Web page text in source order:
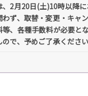
2月20日(土)10時以降に
ず、取替・変更・キャ
、各種手数料が必要とな
で、予めご了承ください